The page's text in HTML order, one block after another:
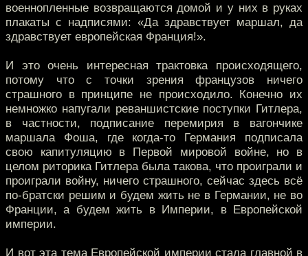
военнопленные возвращаются домой и у них в руках
плакаты с надписями: «Да здравствует маршал, да
здравствует европейская Франция!».
И это очень интересная трактовка происходящего,
потому что с точки зрения французов ничего
страшного в принципе не происходило. Конечно их
немножко напугали реваншистские поступки Гитлера,
в частности, подписание перемирия в вагончике
маршала Фоша, где когда-то Германия подписала
свою капитуляцию в Первой мировой войне, но в
целом риторика Гитлера была такова, что проиграли и
проиграли войну, ничего страшного, сейчас здесь всё
по-братски решим и будем жить не в Германии, не во
Франции, а будем жить в Империи, в Европейской
империи.
И вот эта тема Европейской империи стала главной в